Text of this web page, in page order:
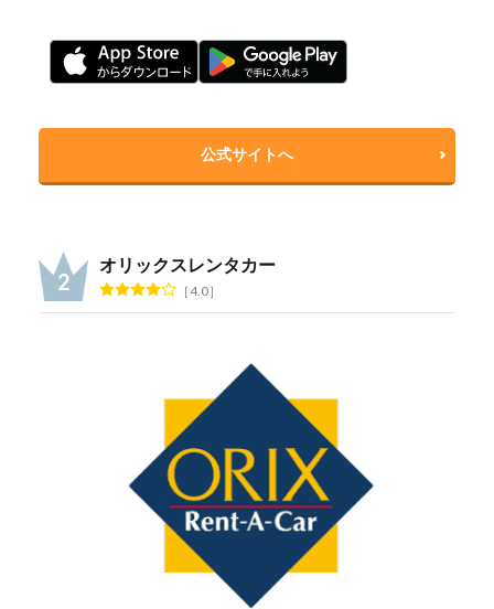
公式サイトへ
オリックスレンタカー
4.0